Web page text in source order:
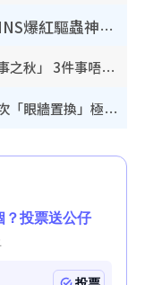
怕蟲人士夏日救星！日本3COINS爆紅驅蟲神器$45起 1招「全程免觸碰」輕鬆搞定小強
立秋2026｜8月7日立秋進入「多事之秋」 3件事唔做得！專家教6招開運 清枱頭／銀包納氣接好運
颱風白海豚料周日襲浙江！經歷5次「眼牆置換」極罕見 成登陸內地最長途颱風